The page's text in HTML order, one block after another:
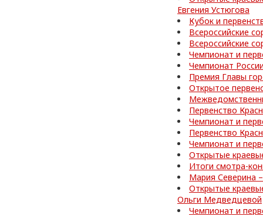
Евгения Устюгова
Кубок и
Всероссийские
Всероссийские
Чемпионат и
Чемпионат
Премия Главы
Открытое
Первенство
Чемпионат и
Первенство
Чемпионат и
Открытые
Итоги смотра-
Мария Северина
Открытые
Ольги Медведцевой
Чемпионат и